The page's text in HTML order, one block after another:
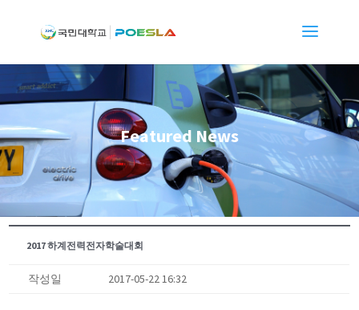
Featured News
2017 하계전력전자학술대회
작성일 2017-05-22 16:32